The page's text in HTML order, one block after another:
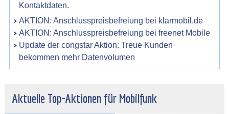
Kontaktdaten.
AKTION: Anschlusspreisbefreiung bei klarmobil.de
AKTION: Anschlusspreisbefreiung bei freenet Mobile
Update der congstar Aktion: Treue Kunden
bekommen mehr Datenvolumen
Aktuelle Top-Aktionen für Mobilfunk